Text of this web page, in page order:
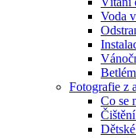
Voda
Fotografie z
Co se